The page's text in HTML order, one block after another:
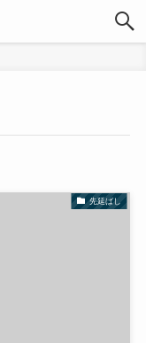
先延ばし